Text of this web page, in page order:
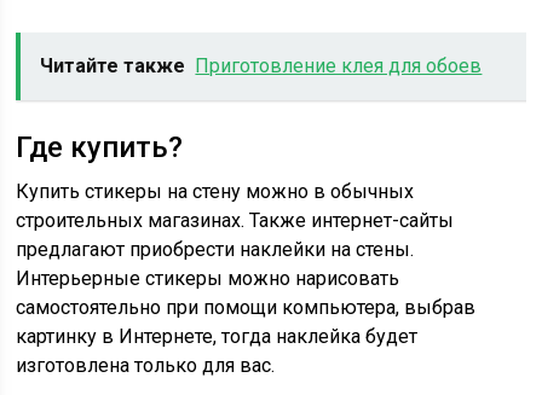
Читайте также Приготовление клея для обоев
Где купить?
Купить стикеры на стену можно в обычных
строительных магазинах. Также интернет-сайты
предлагают приобрести наклейки на стены.
Интерьерные стикеры можно нарисовать
самостоятельно при помощи компьютера, выбрав
картинку в Интернете, тогда наклейка будет
изготовлена только для вас.